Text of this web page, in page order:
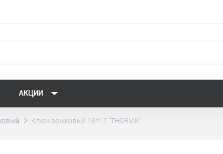
АКЦИИ
Ключ рожковый 16*17 "THORVIK"